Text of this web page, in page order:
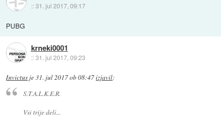
::31. jul 2017, 09:17
PUBG
krneki0001
::31. jul 2017, 09:23
Invictus je31. jul 2017 ob 08:47izjavil:
S.T.A.L.K.E.R.
Vsi trije deli...